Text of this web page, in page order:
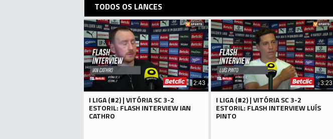
TODOS OS LANCES
2:43
I LIGA (#2) | VITÓRIA SC 3-2
ESTORIL: FLASH INTERVIEW IAN
CATHRO
3:23
I LIGA (#2) | VITÓRIA SC 3-2
ESTORIL: FLASH INTERVIEW LUÍS
PINTO